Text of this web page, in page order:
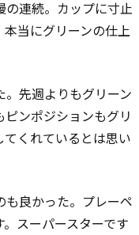
連続。 カップに寸止
当にグリーンの仕上
先週よりもグリーン
ピンポジションもグリ
くれているとは思い
良かった。プレーペ
スーパースターです